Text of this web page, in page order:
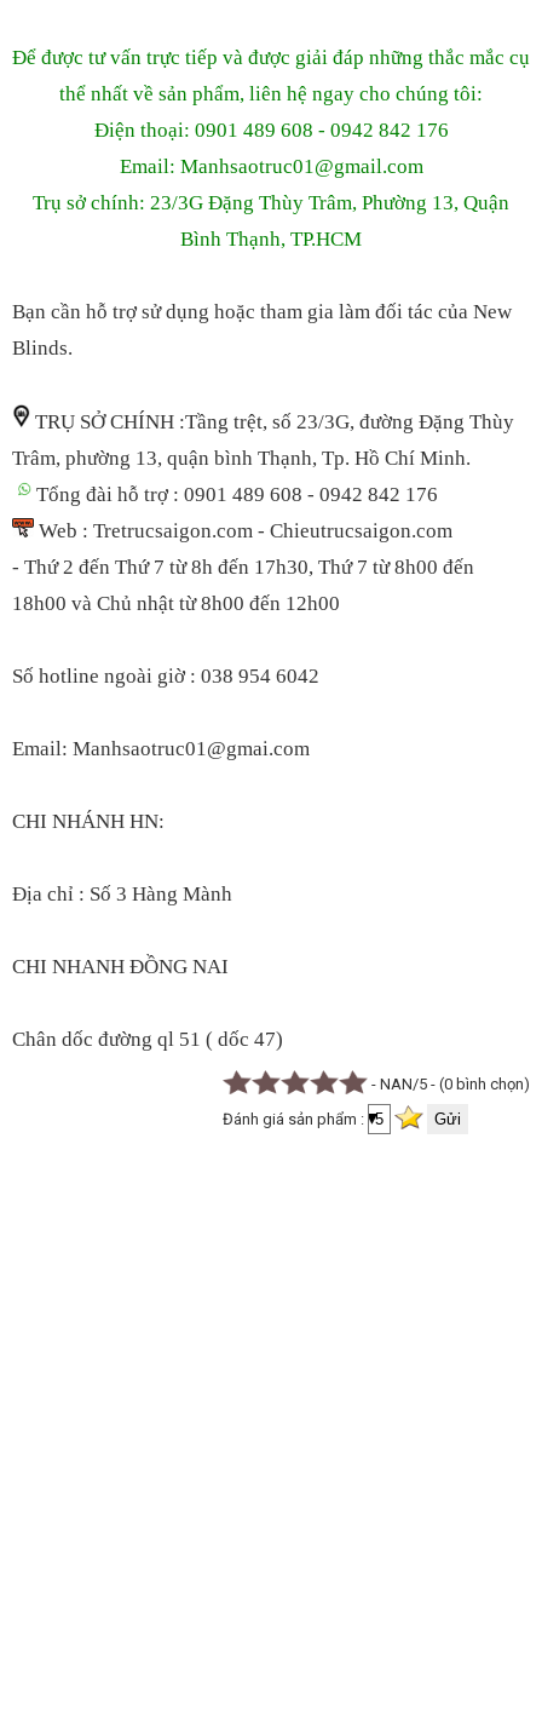
Để được tư vấn trực tiếp và được giải đáp những thắc mắc cụ
thể nhất về sản phẩm, liên hệ ngay cho chúng tôi:
Điện thoại: 0901 489 608 - 0942 842 176
Email: Manhsaotruc01 @gmail.com
Trụ sở chính: 23/3G Đặng Thùy Trâm, Phường 13, Quận
Bình Thạnh, TP.HCM
Bạn cần hỗ trợ sử dụng hoặc tham gia làm đối tác của New
Blinds.
TRỤ SỞ CHÍNH :Tầng trệt, số 23/3G, đường Đặng Thùy
Trâm, phường 13, quận bình Thạnh, Tp. Hồ Chí Minh.
Tổng đài hỗ trợ : 0901 489 608 - 0942 842 176
Web : Tretrucsaigon.com - Chieutrucsaigon.com
- Thứ 2 đến Thứ 7 từ 8h đến 17h30, Thứ 7 từ 8h00 đến
18h00 và Chủ nhật từ 8h00 đến 12h00
Số hotline ngoài giờ : 038 954 6042
Email: Manhsaotruc01@gmai.com
CHI NHÁNH HN:
Địa chỉ : Số 3 Hàng Mành
CHI NHANH ĐỒNG NAI
Chân dốc đường ql 51 ( dốc 47)
- NAN/5 - (0 bình chọn)
Đánh giá sản phẩm :